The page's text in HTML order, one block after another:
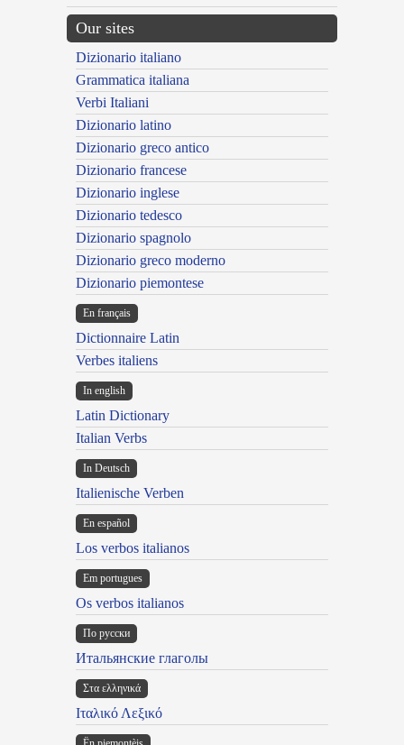
Our sites
Dizionario italiano
Grammatica italiana
Verbi Italiani
Dizionario latino
Dizionario greco antico
Dizionario francese
Dizionario inglese
Dizionario tedesco
Dizionario spagnolo
Dizionario greco moderno
Dizionario piemontese
En français
Dictionnaire Latin
Verbes italiens
In english
Latin Dictionary
Italian Verbs
In Deutsch
Italienische Verben
En español
Los verbos italianos
Em portugues
Os verbos italianos
По русски
Итальянские глаголы
Στα ελληνικά
Ιταλικό Λεξικό